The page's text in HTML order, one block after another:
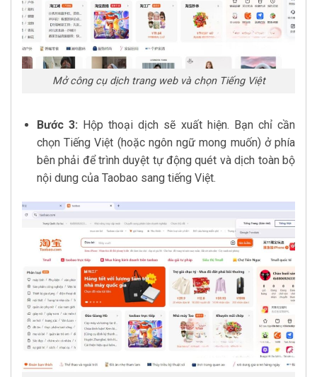
Mở công cụ dịch trang web và chọn Tiếng Việt
Bước 3: Hộp thoại dịch sẽ xuất hiện. Bạn chỉ cần
chọn Tiếng Việt (hoặc ngôn ngữ mong muốn) ở phía
bên phải để trình duyệt tự động quét và dịch toàn bộ
nội dung của Taobao sang tiếng Việt.